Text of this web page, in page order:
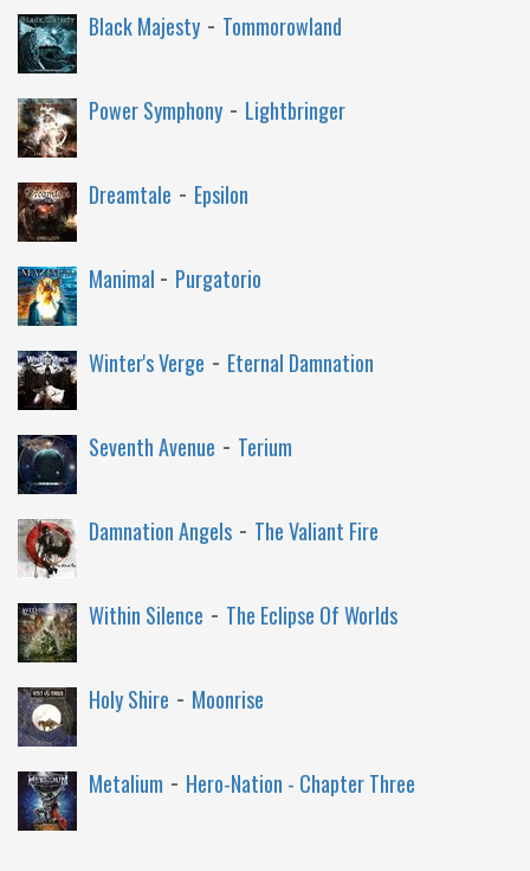
Black Majesty - Tommorowland
Power Symphony - Lightbringer
Dreamtale - Epsilon
Manimal - Purgatorio
Winter's Verge - Eternal Damnation
Seventh Avenue - Terium
Damnation Angels - The Valiant Fire
Within Silence - The Eclipse Of Worlds
Holy Shire - Moonrise
Metalium - Hero-Nation - Chapter Three